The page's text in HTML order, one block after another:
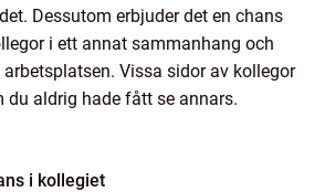
Dessutom erbjuder det en chans
i ett annat sammanhang och
Vissa sidor av kollegor
du aldrig hade fått se annars.
i kollegiet